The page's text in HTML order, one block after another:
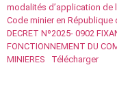
modalités d’application de
Code minier en République
DECRET Nº2025- 0902
FONCTIONNEMENT DU
MINIERES
Télécharger